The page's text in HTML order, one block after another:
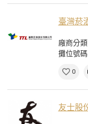
臺灣菸
廠商分類
攤位號
0
友士股